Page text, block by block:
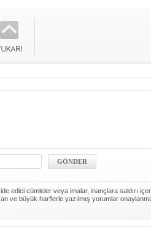
edici cümleler veya imalar, inançlara saldırı
ve büyük harflerle yazılmış yorumlar